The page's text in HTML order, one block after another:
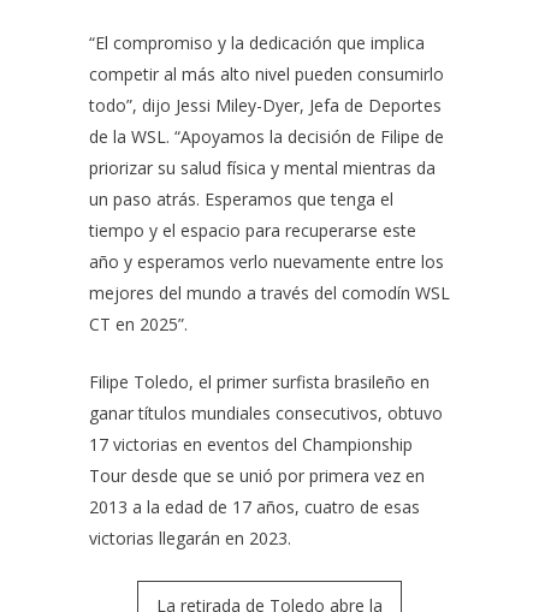
“El compromiso y la dedicación que implica
competir al más alto nivel pueden consumirlo
todo”, dijo Jessi Miley-Dyer, Jefa de Deportes
de la WSL. “Apoyamos la decisión de Filipe de
priorizar su salud física y mental mientras da
un paso atrás. Esperamos que tenga el
tiempo y el espacio para recuperarse este
año y esperamos verlo nuevamente entre los
mejores del mundo a través del comodín WSL
CT en 2025”.
Filipe Toledo, el primer surfista brasileño en
ganar títulos mundiales consecutivos, obtuvo
17 victorias en eventos del Championship
Tour desde que se unió por primera vez en
2013 a la edad de 17 años, cuatro de esas
victorias llegarán en 2023.
La retirada de Toledo abre la